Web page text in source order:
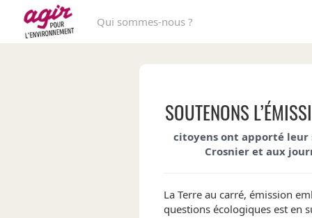
Qui sommes-nous ?
SOUTENONS
citoyens ont apporté leur
Crosnier et aux
La Terre au carré, émission
questions écologiques est en